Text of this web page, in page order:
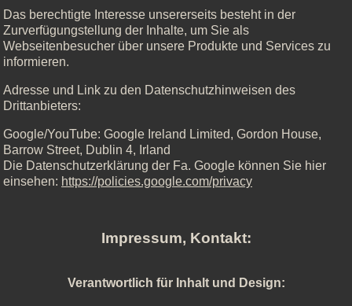
Das berechtigte Interesse unsererseits besteht in der
Zurverfügungstellung der Inhalte, um Sie als
Webseitenbesucher über unsere Produkte und Services zu
informieren.
Adresse und Link zu den Datenschutzhinweisen des
Drittanbieters:
Google/YouTube: Google Ireland Limited, Gordon House,
Barrow Street, Dublin 4, Irland
Die Datenschutzerklärung der Fa. Google können Sie hier
einsehen: https://policies.google.com/privacy
Impressum, Kontakt:
Verantwortlich für Inhalt und Design: